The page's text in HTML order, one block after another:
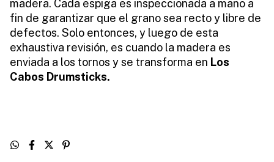
madera. Cada espiga es inspeccionada a mano a
fin de garantizar que el grano sea recto y libre de
defectos. Solo entonces, y luego de esta
exhaustiva revisión, es cuando la madera es
enviada a los tornos y se transforma en Los
Cabos Drumsticks.